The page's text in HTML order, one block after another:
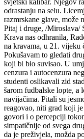
odrastanju na selu.
razmrskane glave, može
Pitaj i druge, /Miroslava/
Krava nas odhranila,
na kravama, u 21. vijeku
Pokušavam to gledati
koji bi bio suvisao. U
cenzura i autocenzura
studenti oslikavali zid
šarom fudbalske lopte, a
navijačima. Pitali su
reagovao, niti grad koji
govori i o percepciji
simpatičnije od svega
da je preživjela, možda